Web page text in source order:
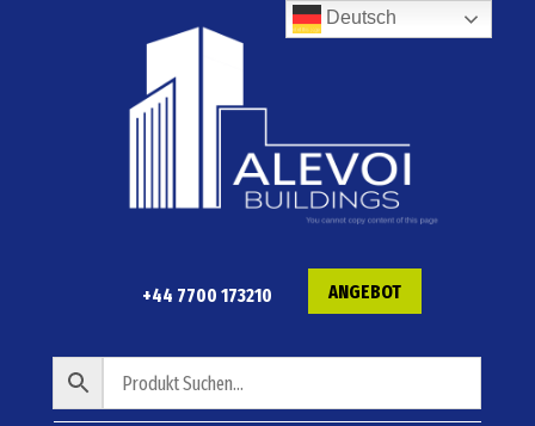
+44 7700 173210 ANGEBOT
Deutsch